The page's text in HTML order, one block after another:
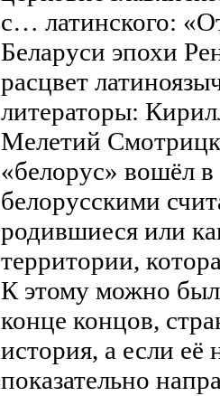
с… латинского:
Беларуси эпохи
расцвет
литераторы:
Мелетий
«белорус» вошёл
белорусскими
родившиеся или
территории,
К этому можно
конце концов,
история, а если
показательно